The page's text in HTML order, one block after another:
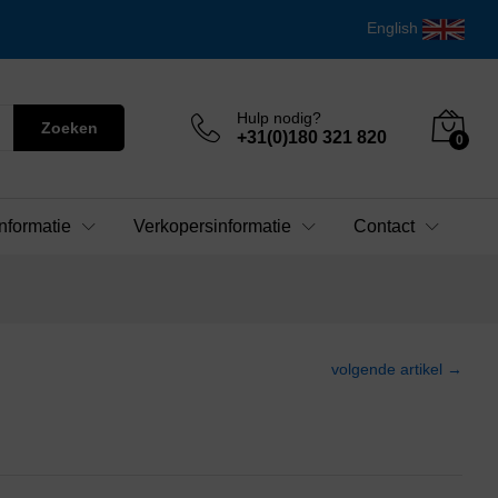
English
Zoeken
Hulp nodig?
+31(0)180 321 820 0
Verkopersinformatie Contact
volgende artikel →